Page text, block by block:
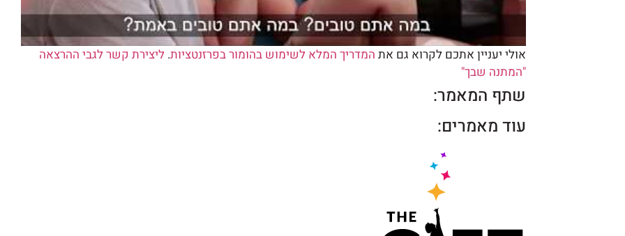
אולי יעניין אתכם לקרוא גם את המדריך המלא לשימוש בהומור בפרזנטציות. ליצירת קשר לגבי ההרצאה
"המתנה שבך"
שתף המאמר:
עוד מאמרים: